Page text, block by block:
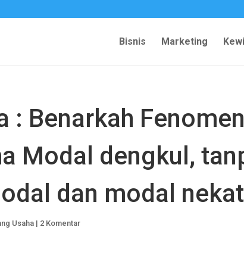
Bisnis Marketing
: Benarkah
Modal dengkul,
dan modal
Usaha | 2 Komentar